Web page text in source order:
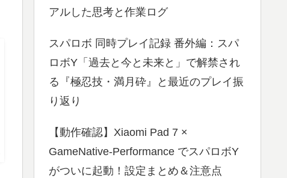
アルした思考と作業ログ
スパロボ 同時プレイ記録 番外編：スパ
ロボY「過去と今と未来と」で解禁され
る『極忍技・満月砕』と最近のプレイ振
り返り
【動作確認】Xiaomi Pad 7 ×
GameNative-Performance でスパロボY
がついに起動！設定まとめ＆注意点